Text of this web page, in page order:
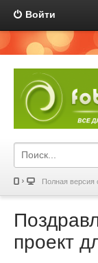
Войти
Полная версия
проект